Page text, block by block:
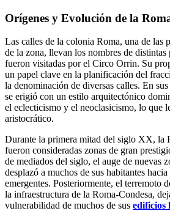
Orígenes y Evolución de la
Las calles de la colonia Roma, una de las
de la zona, llevan los nombres de distintas
fueron visitadas por el Circo Orrin. Su
un papel clave en la planificación del
la denominación de diversas calles. En
se erigió con un estilo arquitectónico
el eclecticismo y el neoclasicismo, lo que
aristocrático.
Durante la primera mitad del siglo XX, la
fueron consideradas zonas de gran
de mediados del siglo, el auge de nuevas
desplazó a muchos de sus habitantes
emergentes. Posteriormente, el terremoto
la infraestructura de la Roma-Condesa,
vulnerabilidad de muchos de sus edificios